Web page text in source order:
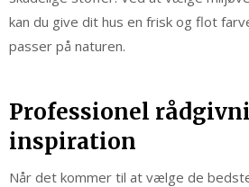
kan du give dit hus en frisk og flot
passer på naturen.
Professionel
inspiration
Når det kommer til at vælge de